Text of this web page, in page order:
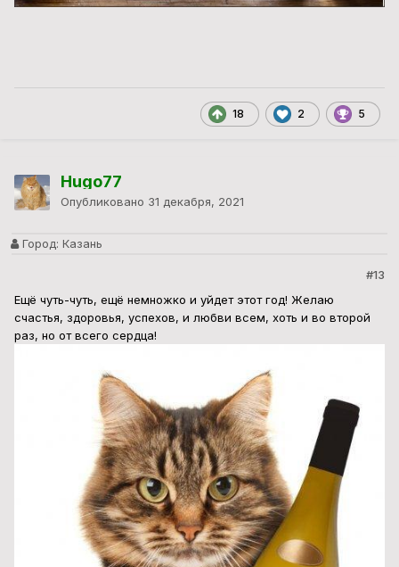
18 2 5
Hugo77
Опубликовано 31 декабря, 2021
Город: Казань
#13
Ещё чуть-чуть, ещё немножко и уйдет этот год! Желаю
счастья, здоровья, успехов, и любви всем, хоть и во второй
раз, но от всего сердца!